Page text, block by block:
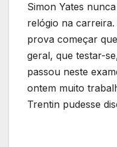
Simon Yates
relógio na
prova começar
geral, que testar-
passou neste
ontem muito
Trentin pudesse